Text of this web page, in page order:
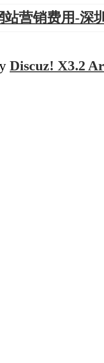
站营销费用-深
Discuz! X3.2